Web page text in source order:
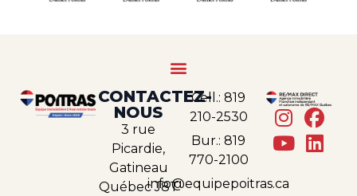
CONTACTEZ-
NOUS
3 rue
Picardie,
Gatineau
Québec J8T
Cell.: 819
210-2530
Bur.: 819
770-2100
info@equipepoitras.ca